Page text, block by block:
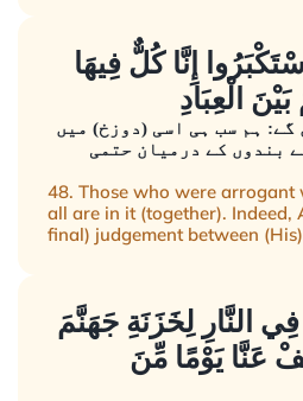
إِنَّا كُلٌّ فِيهَا
الْعِبَادِ
گے: ہم سب ہی اسی (دوزخ) میں
بندوں کے درمیان حتمی
48. Those who were arrogant
all are in it (together). Indeed,
final) judgement between (His)
فِي النَّارِ لِخَزَنَةِ جَهَنَّمَ
عَنَّا يَوْمًا مِّنَ